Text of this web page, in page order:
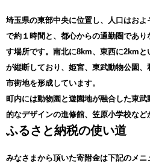
埼玉県の東部中央に位置し、人口はお
で約１時間と、都心からの通勤圏であ
す場所です。南北に8km、東西に2km
が縦断しており、姫宮、東武動物公園
市街地を形成しています。
町内には動物園と遊園地が融合した東
的なデザインの進修館、笠原小学校など
ふるさと納税の使い道
みなさまから頂いた寄附金は下記のメニ